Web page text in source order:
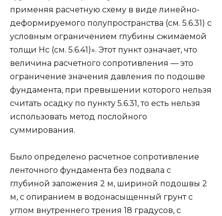
применяя расчетную схему в виде линейно-
деформируемого полупространства (см. 5.6.31) с
условным ограничением глубины сжимаемой
толщи Нс (см. 5.6.41)». Этот пункт означает, что
величина расчетного сопротивления — это
ограничение значения давления по подошве
фундамента, при превышении которого нельзя
считать осадку по пункту 5.6.31, то есть нельзя
использовать метод послойного
суммирования.
Было определено расчетное сопротивление
ленточного фундамента без подвала с
глубиной заложения 2 м, шириной подошвы 2
м, с опиранием в водонасыщенный грунт с
углом внутреннего трения 18 градусов, с